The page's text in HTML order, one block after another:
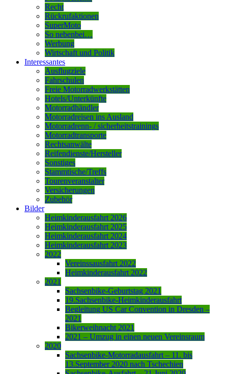
Recht
Rückrufaktionen
SuperMoto
So nebenbei…
Werbung
Wirtschaft und Politik
Interessantes
Ausflugziele
Fahrschulen
Freie Motorradwerkstätten
Hotels/Unterkünfte
Motorradhändler
Motorradreisen ins Ausland
Motorradrenn- / sicherheitstrainings
Motorradtransporte
Rechtsanwälte
Reifendienste/Hersteller
Sonstiges
Stammtische/Treffs
Tourenveranstalter
Versicherungen
Zubehör
Bilder
Heimkinderausfahrt 2026
Heimkinderausfahrt 2025
Heimkinderausfahrt 2024
Heimkinderausfahrt 2023
2022
Vereinssausfahrt 2022
Heimkinderausfahrt 2022
2021
Sachsenbike-Geburtstag 2021
19.Sachsenbike-Heimkinderausfahrt
Begleitung US Car Convention in Dresden –
2021
Bikerweihnacht 2021
2021 – Umzug in einen neuen Vereinsraum
2020
Sachsenbike-Motorradausfahrt – 11. bis
13.September 2020 nach Tschechien